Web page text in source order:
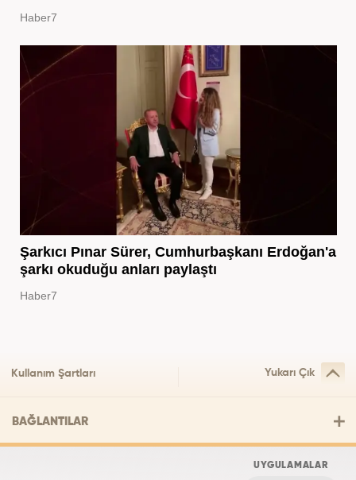
Haber7
Şarkıcı Pınar Sürer, Cumhurbaşkanı Erdoğan'a
şarkı okuduğu anları paylaştı
Haber7
Kullanım Şartları Yukarı Çık
BAĞLANTILAR
UYGULAMALAR